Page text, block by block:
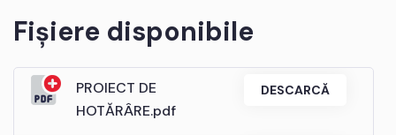
Fișiere disponibile
PROIECT DE
HOTĂRÂRE.pdf
DESCARCĂ